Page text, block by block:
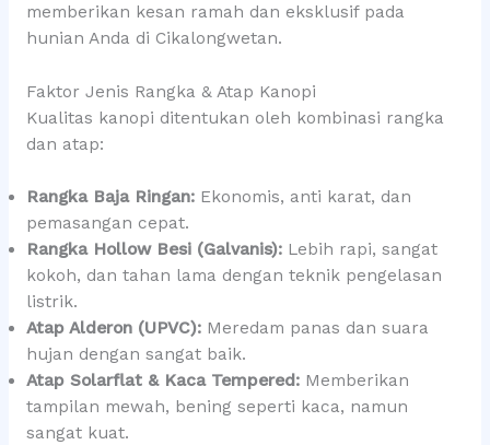
memberikan kesan ramah dan eksklusif pada
hunian Anda di Cikalongwetan.
Faktor Jenis Rangka & Atap Kanopi
Kualitas kanopi ditentukan oleh kombinasi rangka
dan atap:
Rangka Baja Ringan:Ekonomis, anti karat, dan
pemasangan cepat.
Rangka Hollow Besi (Galvanis):Lebih rapi, sangat
kokoh, dan tahan lama dengan teknik pengelasan
listrik.
Atap Alderon (UPVC):Meredam panas dan suara
hujan dengan sangat baik.
Atap Solarflat & Kaca Tempered:Memberikan
tampilan mewah, bening seperti kaca, namun
sangat kuat.